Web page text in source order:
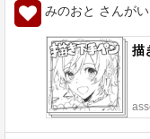
みのおと さんが
描